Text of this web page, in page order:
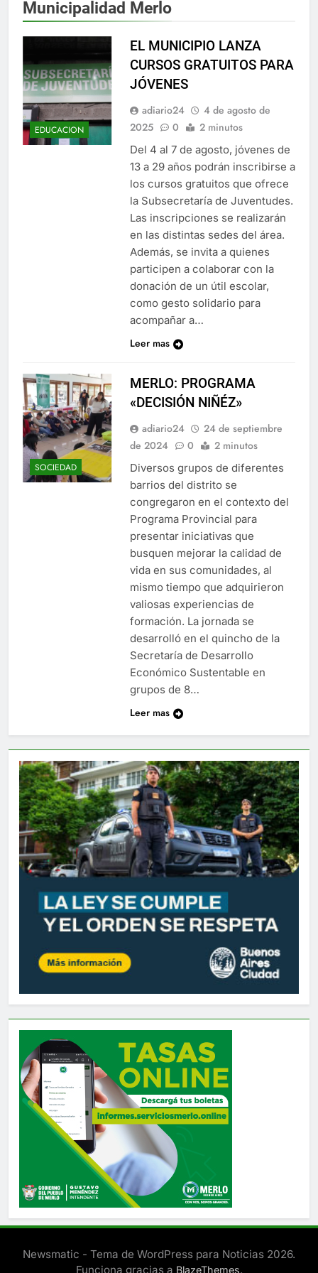
Municipalidad Merlo
EDUCACION
EL MUNICIPIO LANZA
CURSOS GRATUITOS PARA
JÓVENES
adiario24
4 de agosto de
2025
0 2 minutos
Del 4 al 7 de agosto, jóvenes de
13 a 29 años podrán inscribirse a
los cursos gratuitos que ofrece
la Subsecretaría de Juventudes.
Las inscripciones se realizarán
en las distintas sedes del área.
Además, se invita a quienes
participen a colaborar con la
donación de un útil escolar,
como gesto solidario para
acompañar a…
Leer mas
SOCIEDAD
MERLO: PROGRAMA
«DECISIÓN NIÑÉZ»
adiario24
24 de septiembre
de 2024
0 2 minutos
Diversos grupos de diferentes
barrios del distrito se
congregaron en el contexto del
Programa Provincial para
presentar iniciativas que
busquen mejorar la calidad de
vida en sus comunidades, al
mismo tiempo que adquirieron
valiosas experiencias de
formación. La jornada se
desarrolló en el quincho de la
Secretaría de Desarrollo
Económico Sustentable en
grupos de 8…
Leer mas
Newsmatic - Tema de WordPress para Noticias 2026.
Funciona gracias a BlazeThemes.